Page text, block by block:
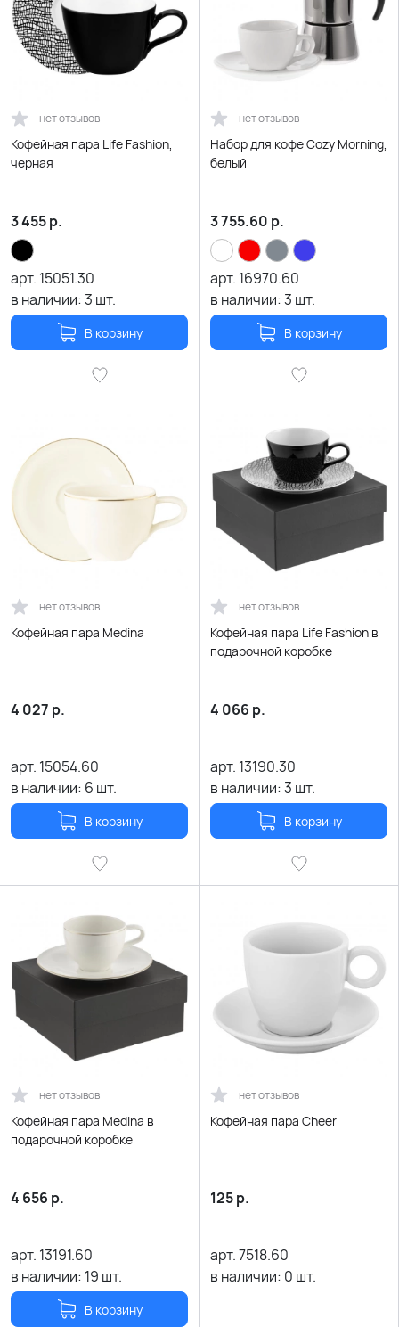
нет отзывов
Кофейная пара Life Fashion,
черная
3 455р.
арт. 15051.30
в наличии:3 шт.
В корзину
нет отзывов
Набор для кофе Cozy Morning,
белый
3 755.60 р.
арт. 16970.60
в наличии:3 шт.
В корзину
нет отзывов
Кофейная пара Medina
4 027 р.
арт. 15054.60
в наличии: 6 шт.
В корзину
нет отзывов
Кофейная пара Life Fashion в
подарочной коробке
4 066 р.
арт. 13190.30
в наличии:3 шт.
В корзину
нет отзывов
Кофейная пара Medina в
подарочной коробке
4 656 р.
арт. 13191.60
в наличии: 19 шт.
В корзину
нет отзывов
Кофейная пара Cheer
125р.
арт.7518.60
в наличии: 0 шт.